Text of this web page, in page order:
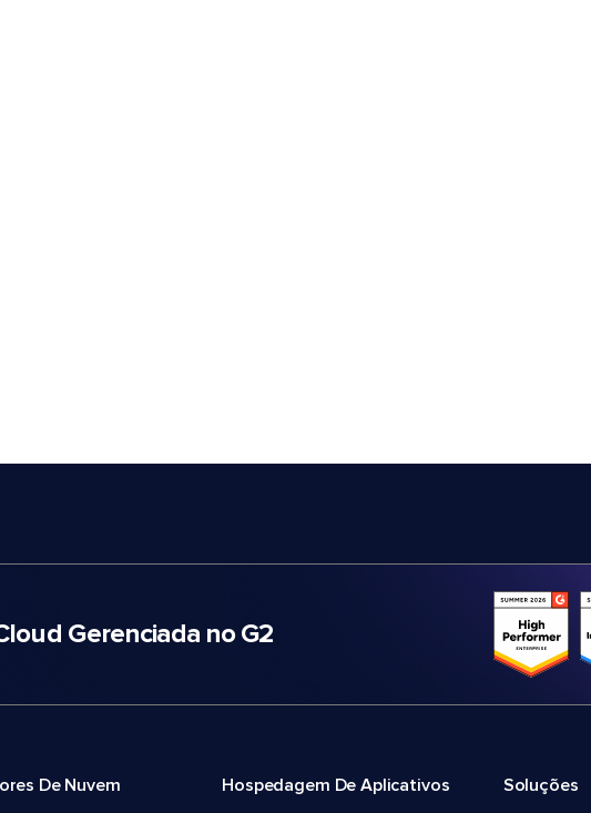
Gerenciada no G2
De Nuvem Hospedagem De Aplicativos Soluções